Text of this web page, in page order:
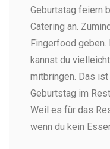
Geburtstag feiern
Catering an.
Fingerfood
kannst du
mitbringen. Das
Geburtstag im
Weil es für das
wenn du kein